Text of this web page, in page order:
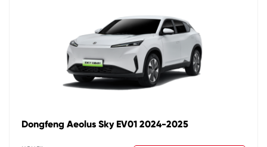
Dongfeng Aeolus Sky EV01 2024-2025